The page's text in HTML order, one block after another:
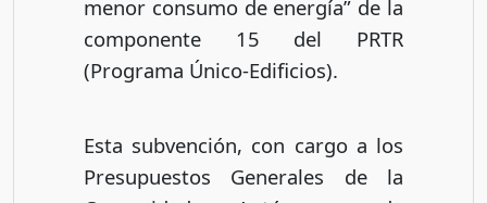
menor consumo de energía” de la
componente 15 del PRTR
(Programa Único-Edificios).
Esta subvención, con cargo a los
Presupuestos Generales de la